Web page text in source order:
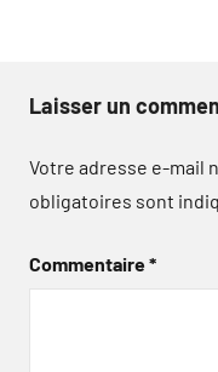
Laisser un
Votre adresse e-mail
obligatoires sont
Commentaire*